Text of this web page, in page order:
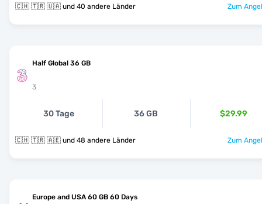
🇨🇭 🇹🇷 🇺🇦 und 40 andere Länder Zum
Half Global 36 GB
3
30 Tage 36 GB $29.99
🇨🇭 🇹🇷 🇦🇪 und 48 andere Länder Zum
Europe and USA 60 GB 60 Days